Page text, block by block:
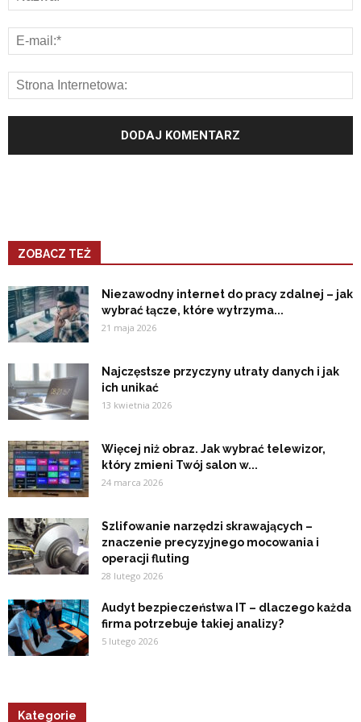
ZOBACZ TEŻ
Niezawodny internet do pracy zdalnej – jak
wybrać łącze, które wytrzyma...
21 maja 2026
Najczęstsze przyczyny utraty danych i jak
ich unikać
13 kwietnia 2026
Więcej niż obraz. Jak wybrać telewizor,
który zmieni Twój salon w...
24 marca 2026
Szlifowanie narzędzi skrawających –
znaczenie precyzyjnego mocowania i
operacji fluting
28 lutego 2026
Audyt bezpieczeństwa IT – dlaczego każda
firma potrzebuje takiej analizy?
5 lutego 2026
Kategorie